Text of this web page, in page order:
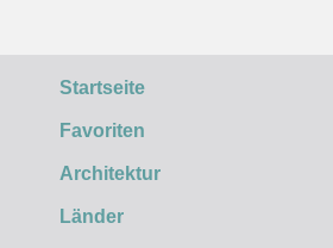
Startseite
Favoriten
Architektur
Länder